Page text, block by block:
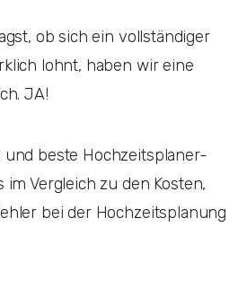
ob sich ein vollständiger
lohnt, haben wir eine
JA!
und beste Hochzeitsplaner-
Vergleich zu den Kosten,
bei der Hochzeitsplanung